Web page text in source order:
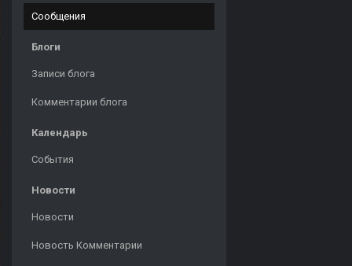
Сообщения
Блоги
Записи блога
Комментарии блога
Календарь
События
Новости
Новости
Новость Комментарии